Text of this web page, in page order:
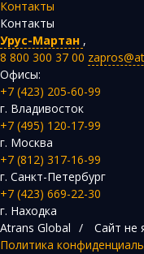
Контакты
Контакты
Урус-Мартан ,
8 800 300 37 00
Офисы:
+7 (423) 205-60-99
г. Владивосток
+7 (495) 120-17-99
г. Москва
+7 (812) 317-16-99
г. Санкт-Петербург
+7 (423) 669-22-30
г. Находка
Atrans Global / Сайт не
Политика